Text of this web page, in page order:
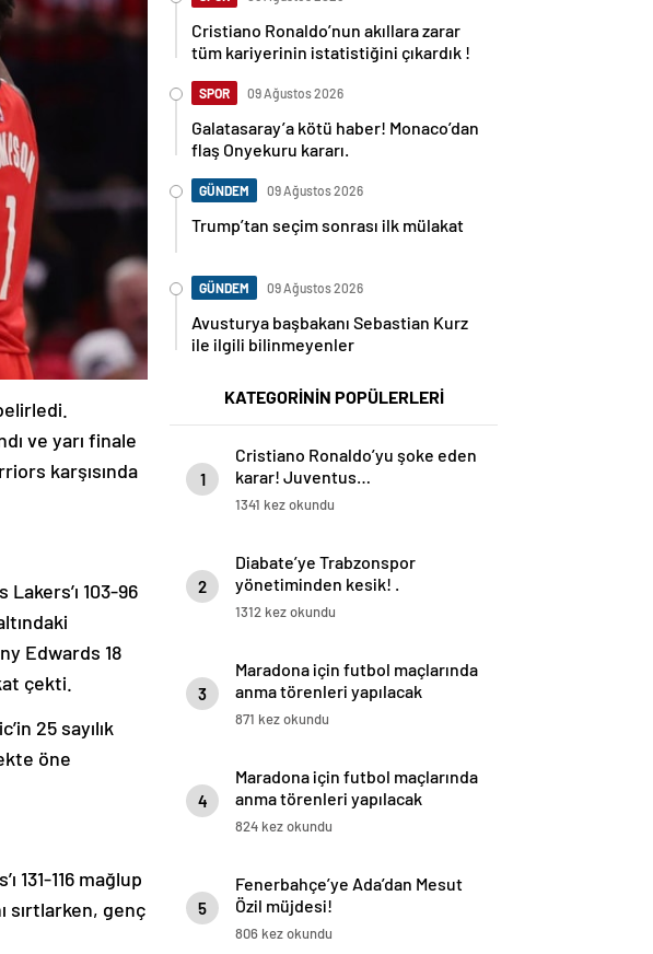
ve yarı finale
karşısında
103-96
Edwards 18
çekti.
25 sayılık
öne
131-116 mağlup
sırtlarken, genç
Cristiano Ronaldo’nun akıllara zarar
tüm kariyerinin istatistiğini çıkardık !
SPOR 09 Ağustos 2026
Galatasaray’a kötü haber! Monaco’dan
flaş Onyekuru kararı.
GÜNDEM 09 Ağustos 2026
Trump’tan seçim sonrası ilk mülakat
GÜNDEM 09 Ağustos 2026
Avusturya başbakanı Sebastian Kurz
ile ilgili bilinmeyenler
KATEGORİNİN POPÜLERLERİ
1
Cristiano Ronaldo’yu şoke eden
karar! Juventus…
1341 kez okundu
2
Diabate’ye Trabzonspor
yönetiminden kesik! .
1312 kez okundu
3
Maradona için futbol maçlarında
anma törenleri yapılacak
871 kez okundu
4
Maradona için futbol maçlarında
anma törenleri yapılacak
824 kez okundu
5
Fenerbahçe’ye Ada’dan Mesut
Özil müjdesi!
806 kez okundu